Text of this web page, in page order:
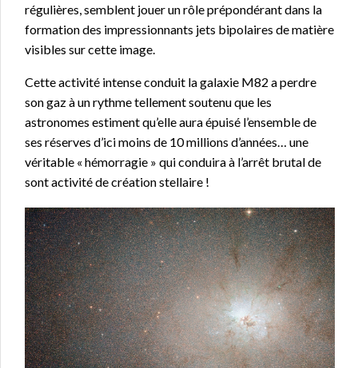
régulières, semblent jouer un rôle prépondérant dans la
formation des impressionnants jets bipolaires de matière
visibles sur cette image.
Cette activité intense conduit la galaxie M82 a perdre
son gaz à un rythme tellement soutenu que les
astronomes estiment qu’elle aura épuisé l’ensemble de
ses réserves d’ici moins de 10 millions d’années… une
véritable « hémorragie » qui conduira à l’arrêt brutal de
sont activité de création stellaire !